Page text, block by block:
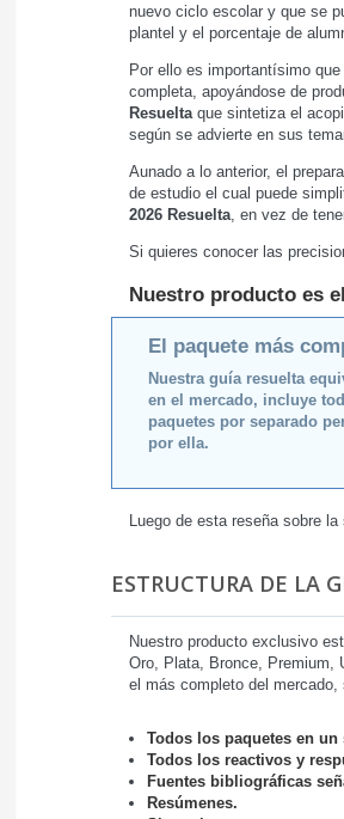
nuevo ciclo escolar y que se
plantel y el porcentaje de
Por ello es importantísimo que
completa, apoyándose de
Resueltaque sintetiza el
según se advierte en sus
Aunado a lo anterior, el
de estudio el cual puede
2026 Resuelta, en vez de
Si quieres conocer las
Nuestro producto es
El paquete más
Nuestra guía resuelta
en el mercado, incluye
paquetes por separado
por ella.
Luego de esta reseña sobre
ESTRUCTURA DE LA
Nuestro producto exclusivo
Oro, Plata, Bronce, Premium,
el más completo del
Todos los paquetes en
Todos los reactivos y
Fuentes bibliográficas
Resúmenes.